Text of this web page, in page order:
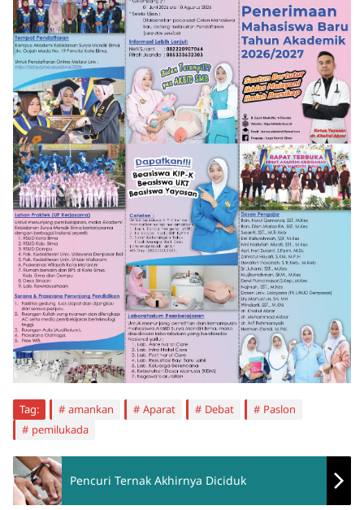
Tag: amankan Aparat Debat
Paslon
pemilukada
Pencuri Ternak Akhirnya Diciduk